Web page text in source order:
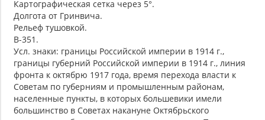
Картографическая сетка через 5°.
Долгота от Гринвича.
Рельеф тушовкой.
В-351.
Усл. знаки: границы Российской империи в 1914 г.,
границы губерний Российской империи в 1914 г., линия
фронта к октябрю 1917 года, время перехода власти к
Советам по губерниям и промышленным районам,
населенные пункты, в которых большевики имели
большинство в Советах накануне Октябрьского